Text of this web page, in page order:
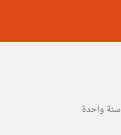
سنة واحدة